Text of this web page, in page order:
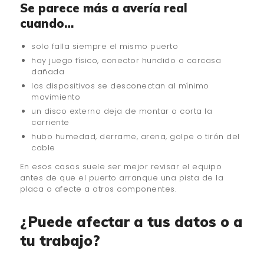
Se parece más a avería real
cuando…
solo falla siempre el mismo puerto
hay juego físico, conector hundido o carcasa
dañada
los dispositivos se desconectan al mínimo
movimiento
un disco externo deja de montar o corta la
corriente
hubo humedad, derrame, arena, golpe o tirón del
cable
En esos casos suele ser mejor revisar el equipo
antes de que el puerto arranque una pista de la
placa o afecte a otros componentes.
¿Puede afectar a tus datos o a
tu trabajo?